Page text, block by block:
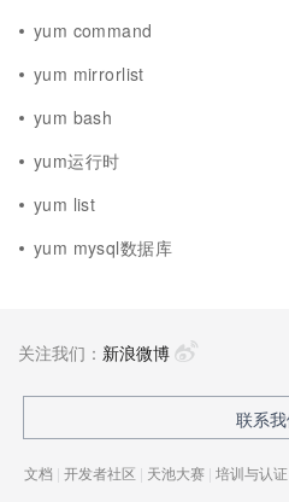
yum command
yum mirrorlist
yum bash
yum运行时
yum list
yum mysql数据库
关注我们： 新浪微博
联系
文档 | 开发者社区 | 天池大赛 | 培训与认证